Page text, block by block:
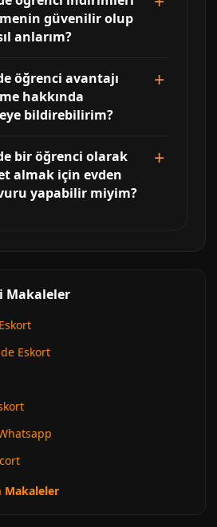
güvenilir olup
anlarım?
öğrenci avantajı
hakkında
bildirebilirim?
bir öğrenci olarak
almak için evden
yapabilir miyim?
Makaleler
Eskort
Makaleler